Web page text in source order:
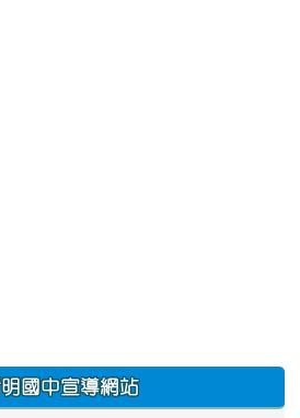
國中宣導網站